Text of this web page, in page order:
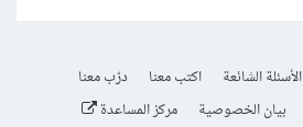
الأسئلة الشائعة اكتب معنا
درّب معنا
بيان الخصوصية مركز المساعدة